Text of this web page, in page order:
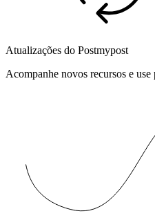
Atualizações do Postmypost
Acompanhe novos recursos e